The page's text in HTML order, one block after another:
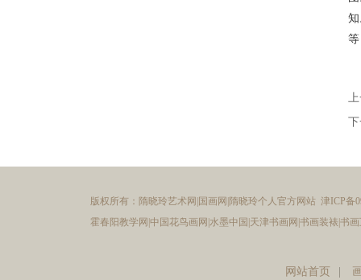
版权所有：隋晓玲艺术网|国画网|隋晓玲个人官方网站 津ICP备
霍春阳教学网 中国花鸟画网 水墨中国 天津书画网 书画装裱 书
网站首页